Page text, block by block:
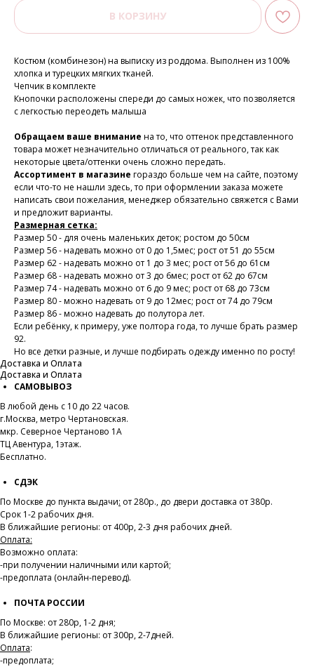
В КОРЗИНУ
Костюм (комбинезон) на выписку из роддома. Выполнен из 100%
хлопка и турецких мягких тканей.
Чепчик в комплекте
Кнопочки расположены спереди до самых ножек, что позволяется
с легкостью переодеть малыша
Обращаем ваше внимание на то, что оттенок представленного
товара может незначительно отличаться от реального, так как
некоторые цвета/оттенки очень сложно передать.
Ассортимент в магазине гораздо больше чем на сайте, поэтому
если что-то не нашли здесь, то при оформлении заказа можете
написать свои пожелания, менеджер обязательно свяжется с Вами
и предложит варианты.
Размерная сетка:
Размер 50 - для очень маленьких деток; ростом до 50см
Размер 56 - надевать можно от 0 до 1,5мес; рост от 51 до 55см
Размер 62 - надевать можно от 1 до 3 мес; рост от 56 до 61см
Размер 68 - надевать можно от 3 до 6мес; рост от 62 до 67см
Размер 74 - надевать можно от 6 до 9 мес; рост от 68 до 73см
Размер 80 - можно надевать от 9 до 12мес; рост от 74 до 79см
Размер 86 - можно надевать до полутора лет.
Если ребёнку, к примеру, уже полтора года, то лучше брать размер
92.
Но все детки разные, и лучше подбирать одежду именно по росту!
Доставка и Оплата
Доставка и Оплата
САМОВЫВОЗ
В любой день с 10 до 22 часов.
г.Москва, метро Чертановская.
мкр. Северное Чертаново 1А
ТЦ Авентура, 1этаж.
Бесплатно.
СДЭК
По Москве до пункта выдачи: от 280р., до двери доставка от 380р.
Срок 1-2 рабочих дня.
В ближайшие регионы: от 400р, 2-3 дня рабочих дней.
Оплата:
Возможно оплата:
-при получении наличными или картой;
-предоплата (онлайн-перевод).
ПОЧТА РОССИИ
По Москве: от 280р, 1-2 дня;
В ближайшие регионы: от 300р, 2-7дней.
Оплата:
-предоплата;